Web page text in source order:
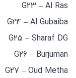
G23 – Al Ras
G24 – Al Gubaiba
G25 – Sharaf DG
G26 – Burjuman
G27 – Oud Metha